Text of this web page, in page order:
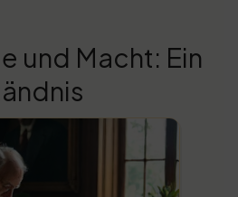
und Macht: Ein